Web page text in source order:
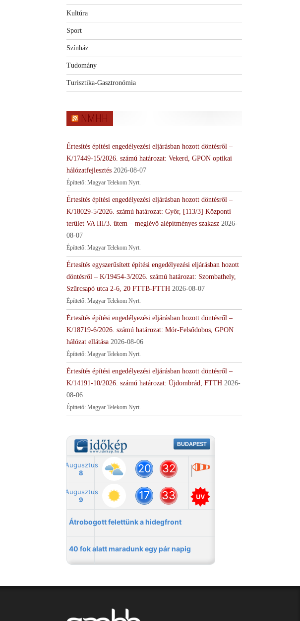
Kultúra
Sport
Színház
Tudomány
Turisztika-Gasztronómia
NMHH
Értesítés építési engedélyezési eljárásban hozott döntésről –
K/17449-15/2026. számú határozat: Vekerd, GPON optikai
hálózatfejlesztés 2026-08-07
Építtető: Magyar Telekom Nyrt.
Értesítés építési engedélyezési eljárásban hozott döntésről –
K/18029-5/2026. számú határozat: Győr, [113/3] Központi
terület VA III/3. ütem – meglévő alépítményes szakasz 2026-
08-07
Építtető: Magyar Telekom Nyrt.
Értesítés egyszerűsített építési engedélyezési eljárásban hozott
döntésről – K/19454-3/2026. számú határozat: Szombathely,
Szűrcsapó utca 2-6, 20 FTTB-FTTH 2026-08-07
Építtető: Magyar Telekom Nyrt.
Értesítés építési engedélyezési eljárásban hozott döntésről –
K/18719-6/2026. számú határozat: Mór-Felsődobos, GPON
hálózat ellátása 2026-08-06
Építtető: Magyar Telekom Nyrt.
Értesítés építési engedélyezési eljárásban hozott döntésről –
K/14191-10/2026. számú határozat: Újdombrád, FTTH 2026-
08-06
Építtető: Magyar Telekom Nyrt.